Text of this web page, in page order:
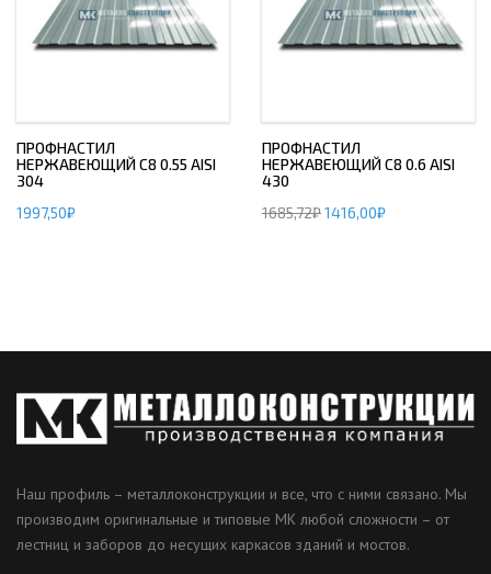
ПРОФНАСТИЛ
НЕРЖАВЕЮЩИЙ С8 0.55 AISI
304
1997,50₽
ПРОФНАСТИЛ
НЕРЖАВЕЮЩИЙ С8 0.6 AISI
430
1685,72₽1416,00₽
Наш профиль – металлоконструкции и все, что с ними связано. Мы
производим оригинальные и типовые МК любой сложности – от
лестниц и заборов до несущих каркасов зданий и мостов.